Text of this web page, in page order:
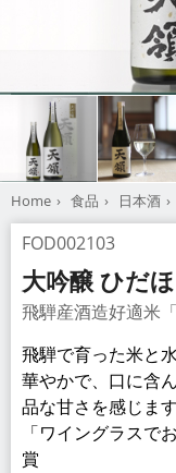
Home 食品 日本酒
FOD002103
大吟醸 ひだ
飛騨産酒造好適米
飛騨で育った米と
華やかで、口に含
品な甘さを感じます
「ワイングラスで
賞